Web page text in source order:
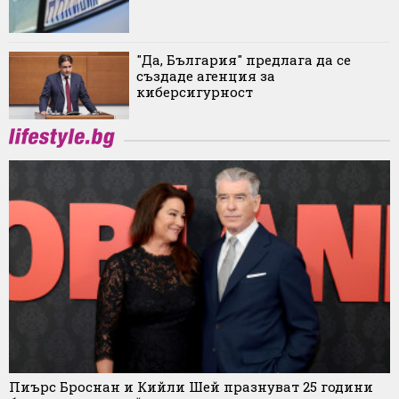
"Да, България" предлага да се
създаде агенция за
киберсигурност
Пиърс Броснан и Кийли Шей празнуват 25 години